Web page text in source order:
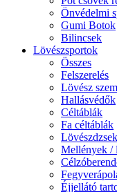
Önvédelmi
Gumi Botok
Bilincsek
Lövészsportok
Összes
Felszerelés
Lövész
Hallásvédők
Céltáblák
Fa céltáblák
Mellények /
Éjjellátó